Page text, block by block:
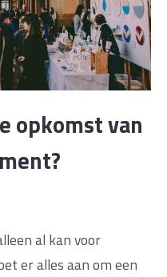
opkomst van
al kan voor
er alles aan om een